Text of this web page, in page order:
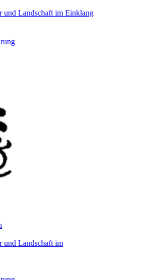
und Landschaft im Einklang
und Landschaft im